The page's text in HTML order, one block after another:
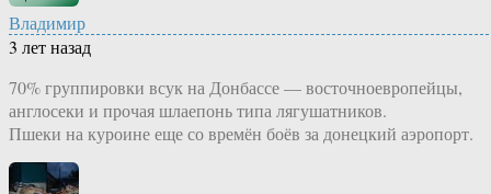
Владимир
3 лет назад
70% группировки всук на Донбассе — восточноевропейцы,
англосеки и прочая шлаепонь типа лягушатников.
Пшеки на куроине еще со времён боёв за донецкий аэропорт.